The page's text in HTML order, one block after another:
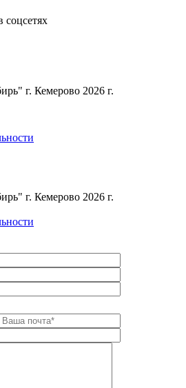
соцсетях
г. Кемерово 2026 г.
г. Кемерово 2026 г.